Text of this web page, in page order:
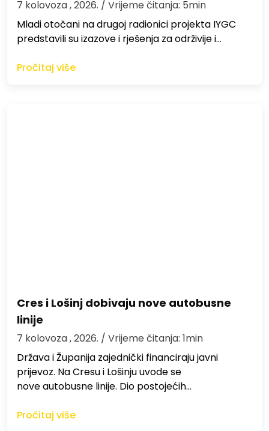
7 kolovoza , 2026. / Vrijeme čitanja: 5min
Mladi otočani na drugoj radionici projekta IYGC
predstavili su izazove i rješenja za održivije i…
Pročitaj više
Cres i Lošinj dobivaju nove autobusne
linije
7 kolovoza , 2026. / Vrijeme čitanja: 1min
Država i Županija zajednički financiraju javni
prijevoz. Na Cresu i Lošinju uvode se
nove autobusne linije. Dio postojećih…
Pročitaj više